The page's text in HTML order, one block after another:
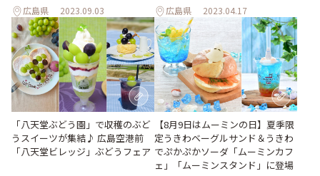
広島県 2023.09.03 広島県 2023.04.17
「八天堂ぶどう園」で収穫のぶど
うスイーツが集結♪ 広島空港前
「八天堂ビレッジ」ぶどうフェア
【8月9日はムーミンの日】夏季限
定うきわベーグルサンド＆うきわ
でぷかぷかソーダ「ムーミンカフ
ェ」「ムーミンスタンド」に登場